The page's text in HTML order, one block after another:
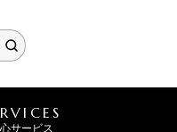
サービス